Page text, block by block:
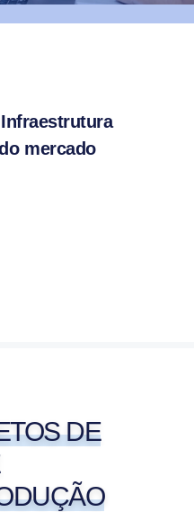
mercado
DE